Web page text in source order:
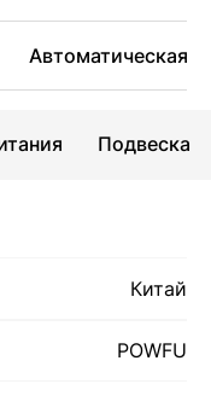
Автоматическая
Подвеска
Китай
POWFU